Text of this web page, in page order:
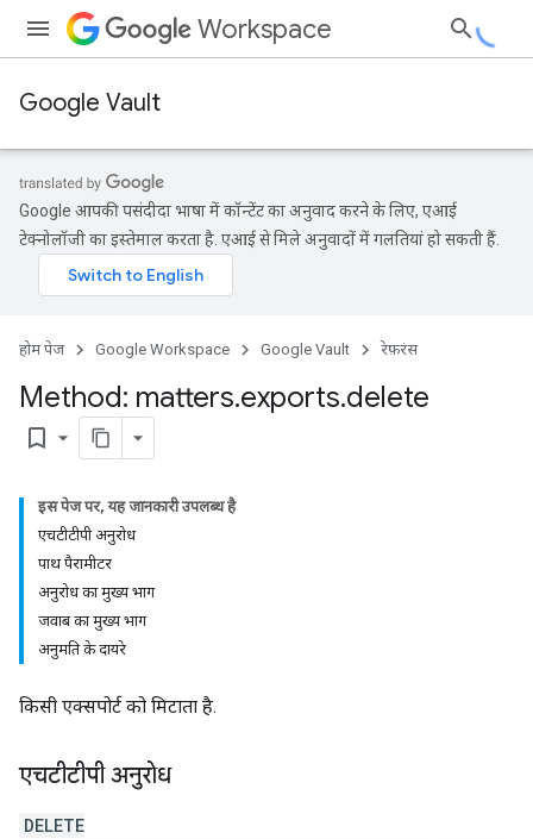
Workspace
Google Vault
Google आपकी पसंदीदा भाषा में कॉन्टेंट का अनुवाद करने के लिए, एआई
टेक्नोलॉजी का इस्तेमाल करता है. एआई से मिले अनुवादों में गलतियां हो सकती हैं.
होम पेज Google Workspace Google Vault रेफ़रंस
Method: matters.exports.delete
bookmark_border
इस पेज पर, यह जानकारी उपलब्ध है
एचटीटीपी अनुरोध
पाथ पैरामीटर
अनुरोध का मुख्य भाग
जवाब का मुख्य भाग
अनुमति के दायरे
किसी एक्सपोर्ट को मिटाता है.
एचटीटीपी अनुरोध
DELETE